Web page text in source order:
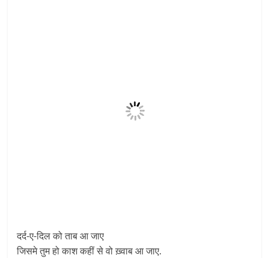
दर्द-ए-दिल को ताब आ जाए
जिसमे तुम हो काश कहीं से वो ख़्वाब आ जाए.